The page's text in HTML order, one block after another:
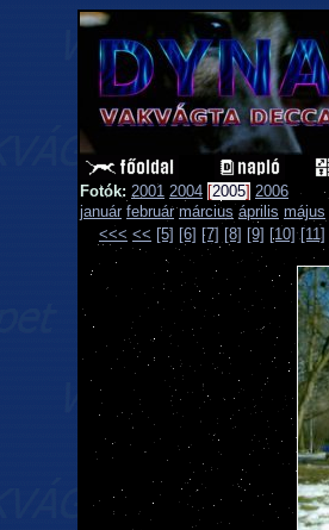
Fotók: 2001 2004 [2005] 2006
január február március április május
<<< << [5] [6] [7] [8] [9] [10] [11]